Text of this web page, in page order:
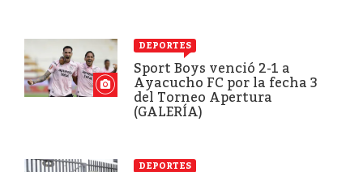
DEPORTES
Sport Boys venció 2-1 a
Ayacucho FC por la fecha 3
del Torneo Apertura
(GALERÍA)
DEPORTES